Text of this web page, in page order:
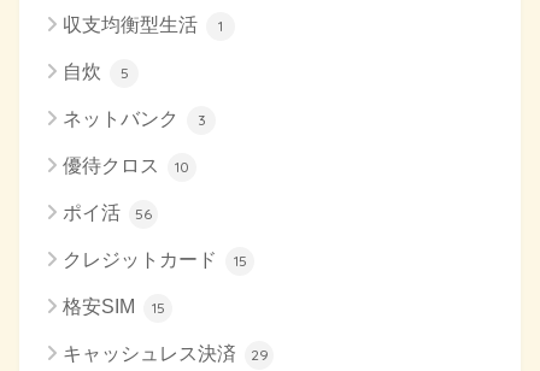
収支均衡型生活 1
自炊 5
ネットバンク 3
優待クロス 10
ポイ活 56
クレジットカード 15
格安SIM 15
キャッシュレス決済 29